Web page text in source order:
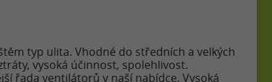
typ ulita. Vhodné do středních a velkých
vysoká účinnost, spolehlivost.
řada ventilátorů v naší nabídce. Vysoká